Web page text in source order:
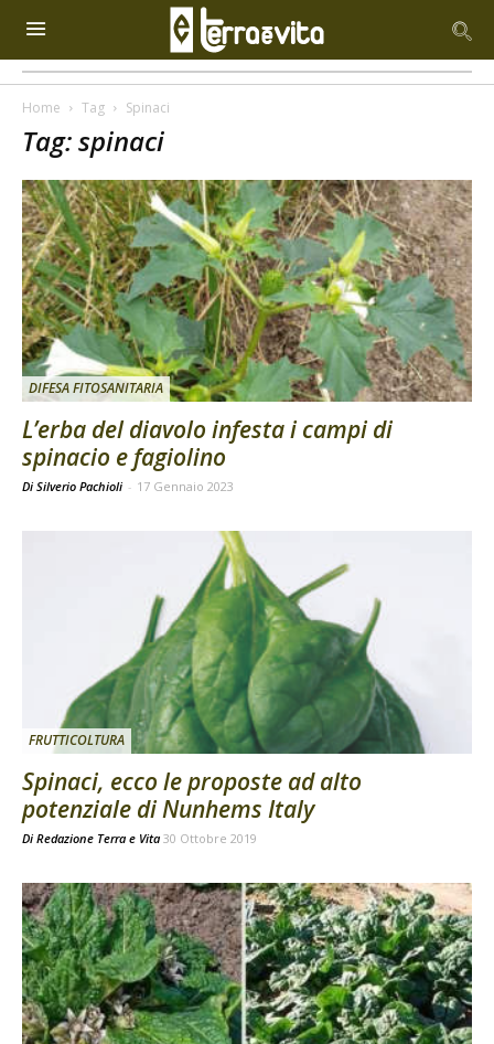
Home Tag Spinaci
Tag: spinaci
DIFESA FITOSANITARIA
L’erba del diavolo infesta i campi di
spinacio e fagiolino
Di Silverio Pachioli - 17 Gennaio 2023
FRUTTICOLTURA
Spinaci, ecco le proposte ad alto
potenziale di Nunhems Italy
Di Redazione Terra e Vita 30 Ottobre 2019